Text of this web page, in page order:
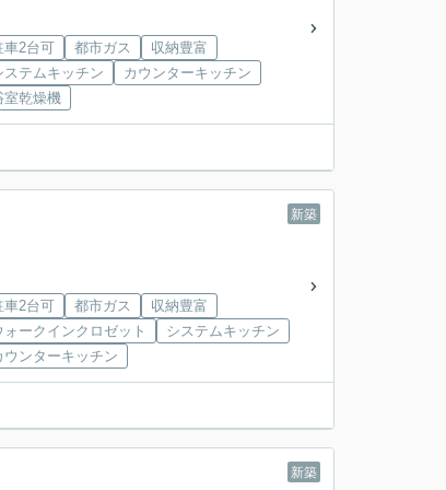
車2台可 都市ガス
収納豊富
ステムキッチン
カウンターキッチン
室乾燥機
新築
車2台可 都市ガス
収納豊富
ォークインクロゼット
システムキッチン
ウンターキッチン
新築